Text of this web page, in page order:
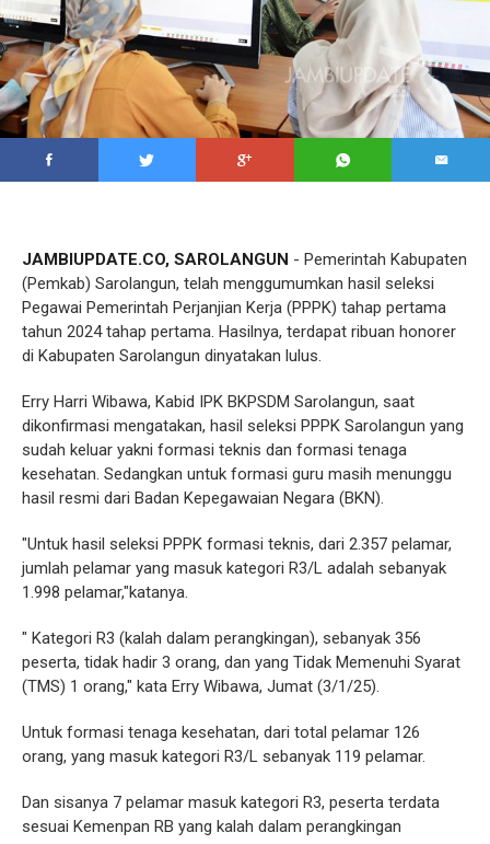
JAMBIUPDATE.CO, SAROLANGUN - Pemerintah Kabupaten
(Pemkab) Sarolangun, telah menggumumkan hasil seleksi
Pegawai Pemerintah Perjanjian Kerja (PPPK) tahap pertama
tahun 2024 tahap pertama. Hasilnya, terdapat ribuan honorer
di Kabupaten Sarolangun dinyatakan lulus.
Erry Harri Wibawa, Kabid IPK BKPSDM Sarolangun, saat
dikonfirmasi mengatakan, hasil seleksi PPPK Sarolangun yang
sudah keluar yakni formasi teknis dan formasi tenaga
kesehatan. Sedangkan untuk formasi guru masih menunggu
hasil resmi dari Badan Kepegawaian Negara (BKN).
"Untuk hasil seleksi PPPK formasi teknis, dari 2.357 pelamar,
jumlah pelamar yang masuk kategori R3/L adalah sebanyak
1.998 pelamar,"katanya.
" Kategori R3 (kalah dalam perangkingan), sebanyak 356
peserta, tidak hadir 3 orang, dan yang Tidak Memenuhi Syarat
(TMS) 1 orang," kata Erry Wibawa, Jumat (3/1/25).
Untuk formasi tenaga kesehatan, dari total pelamar 126
orang, yang masuk kategori R3/L sebanyak 119 pelamar.
Dan sisanya 7 pelamar masuk kategori R3, peserta terdata
sesuai Kemenpan RB yang kalah dalam perangkingan